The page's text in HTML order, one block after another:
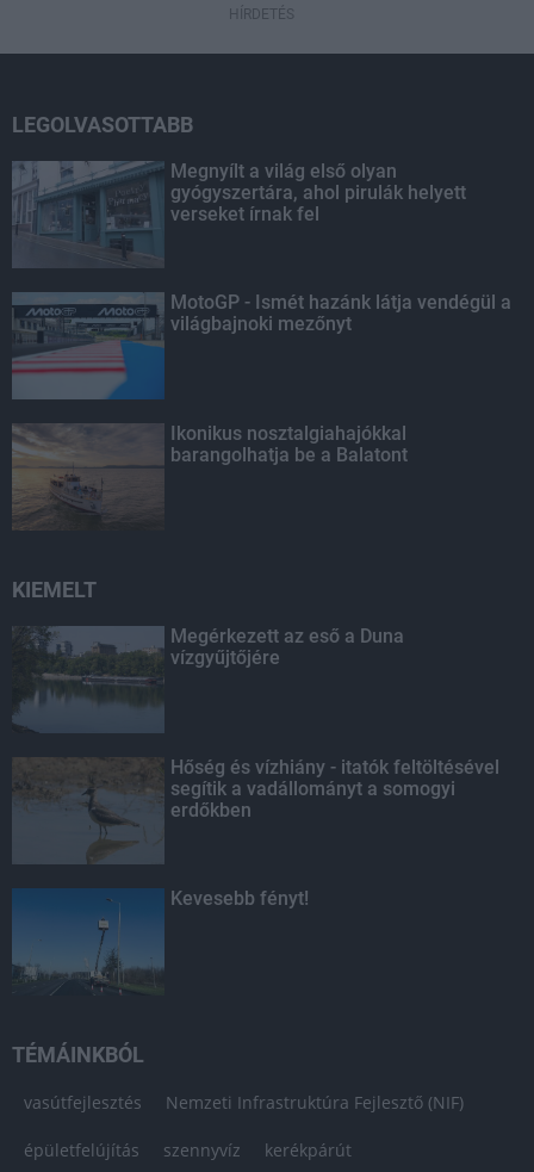
HÍRDETÉS
LEGOLVASOTTABB
Megnyílt a világ első olyan
gyógyszertára, ahol pirulák helyett
verseket írnak fel
MotoGP - Ismét hazánk látja vendégül a
világbajnoki mezőnyt
Ikonikus nosztalgiahajókkal
barangolhatja be a Balatont
KIEMELT
Megérkezett az eső a Duna
vízgyűjtőjére
Hőség és vízhiány - itatók feltöltésével
segítik a vadállományt a somogyi
erdőkben
Kevesebb fényt!
TÉMÁINKBÓL
vasútfejlesztés Nemzeti Infrastruktúra Fejlesztő (NIF)
épületfelújítás szennyvíz kerékpárút